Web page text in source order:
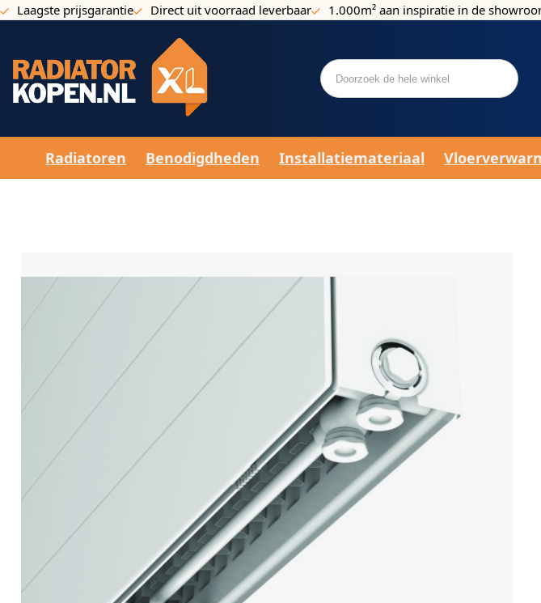
Ga naar de inhoud
Laagste prijsgarantie Direct uit voorraad leverbaar 1.000m² aan inspiratie in de
Radiatoren Benodigdheden Installatiemateriaal